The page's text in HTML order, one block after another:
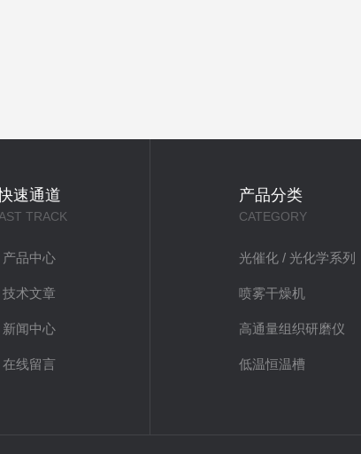
速通道
TRACK
产品中心
技术文章
新闻中心
在线留言
产品分类
CATEGORY
光催化 / 光化学系列
喷雾干燥机
高通量组织研磨仪
低温恒温槽